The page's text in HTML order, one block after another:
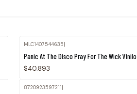
MLC1407544635|
Panic At The Disco Pray For The Wick Vinilo
$40.893
8720923597211|